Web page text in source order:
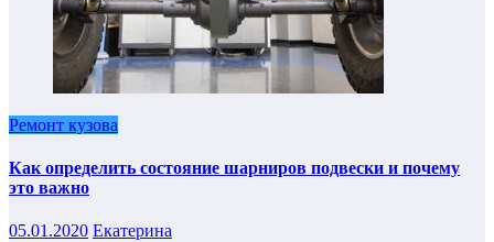
Ремонт кузова
Как определить состояние шарниров подвески и почему
это важно
05.01.2020 Екатерина